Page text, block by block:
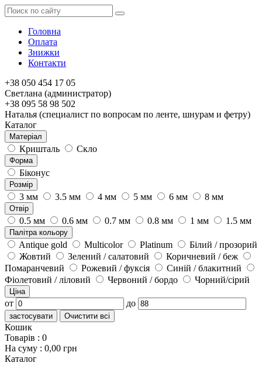
Головна
Оплата
Знижки
Контакти
+38 050 454 17 05
Светлана (администратор)
+38 095 58 98 502
Наталья (специалист по вопросам по ленте, шнурам и фетру)
Каталог
Матеріал
Кришталь Скло
Форма
Біконус
Розмір
3 мм 3.5 мм 4 мм 5 мм 6 мм 8 мм
Отвір
0.5 мм 0.6 мм 0.7 мм 0.8 мм 1 мм 1.5 мм
Палітра кольору
Antique gold Multicolor Platinum
Білий / прозорий
Жовтий
Зелений / салатовий
Коричневий / беж
Помаранчевий
Рожевий / фуксія
Синій / блакитний
Фіолетовий / ліловий
Червоний / бордо Чорний/сірий
Ціна
от до
застосувати Очистити всі
Кошик
Товарів : 0
На суму : 0,00 грн
Каталог